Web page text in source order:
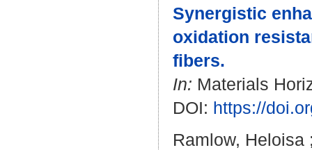
Synergistic
oxidation
fibers.
In: Materials
DOI: https://
Ramlow, Heloisa